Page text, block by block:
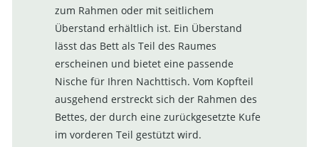
zum Rahmen oder mit seitlichem
Überstand erhältlich ist. Ein Überstand
lässt das Bett als Teil des Raumes
erscheinen und bietet eine passende
Nische für Ihren Nachttisch. Vom Kopfteil
ausgehend erstreckt sich der Rahmen des
Bettes, der durch eine zurückgesetzte Kufe
im vorderen Teil gestützt wird.